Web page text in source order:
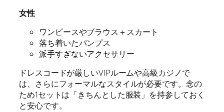
女性
ワンピースやブラウス＋スカート
落ち着いたパンプス
派手すぎないアクセサリー
ドレスコードが厳しいVIPルームや高級カジノで
は、さらにフォーマルなスタイルが必要です。念の
ため1セットは「きちんとした服装」を持参しておく
と安心です。